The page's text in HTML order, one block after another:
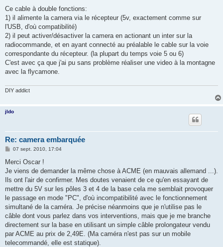
s
a
g
Ce cable à double fonctions:
1) il alimente la camera via le récepteur (5v, exactement comme sur
l'USB, d'où compatibilité)
2) il peut activer/désactiver la camera en actionant un inter sur la
radiocommande, et en ayant connecté au préalable le cable sur la voie
correspondante du récepteur. (la plupart du temps voie 5 ou 6)
C'est avec ça que j'ai pu sans problème réaliser une video à la montagne
avec la flycamone.
DIY addict
jldo
Re: camera embarquée
M
s
a
g
07 sept. 2010, 17:04
Merci Oscar !
Je viens de demander la même chose à ACME (en mauvais allemand ...).
Ils ont l'air de confirmer. Mes doutes venaient de ce qu'en essayant de
mettre du 5V sur les pôles 3 et 4 de la base cela me semblait provoquer
le passage en mode "PC", d'où incompatibilité avec le fonctionnement
simultané de la caméra. Je précise néanmoins que je n'utilise pas le
câble dont vous parlez dans vos interventions, mais que je me branche
directement sur la base en utilisant un simple câble prolongateur vendu
par ACME au prix de 2,49E. (Ma caméra n'est pas sur un mobile
telecommandé, elle est statique).